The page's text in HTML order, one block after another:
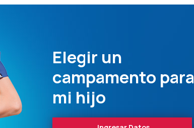
Elegir un
campamento para
mi hijo